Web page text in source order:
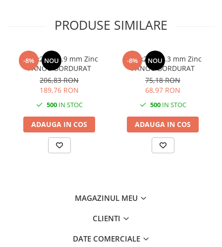
PRODUSE SIMILARE
-8% NOU
2000x2500 4.9 mm Zinc
PANOU BORDURAT
206,83 RON
189,76 RON
500IN STOC
ADAUGA IN COS
-8% NOU
1500x2500 3.3 mm Zinc
PANOU BORDURAT
75,18 RON
68,97 RON
500IN STOC
ADAUGA IN COS
MAGAZINUL MEU
CLIENTI
DATE COMERCIALE